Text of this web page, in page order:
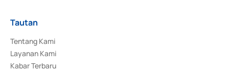
Tautan
Tentang Kami
Layanan Kami
Kabar Terbaru